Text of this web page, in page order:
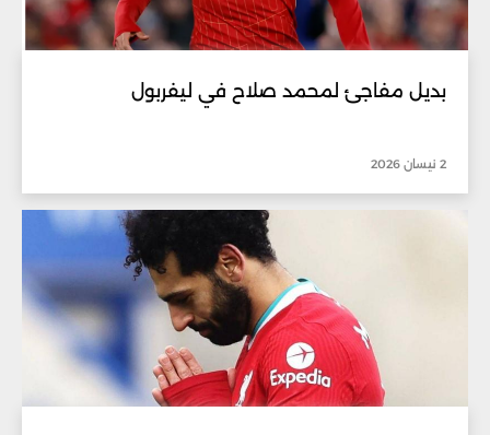
بديل مفاجئ لمحمد صلاح في ليفربول
2 نيسان 2026